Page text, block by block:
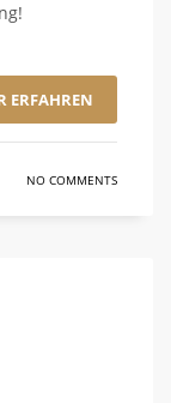
ERFAHREN
NO COMMENTS